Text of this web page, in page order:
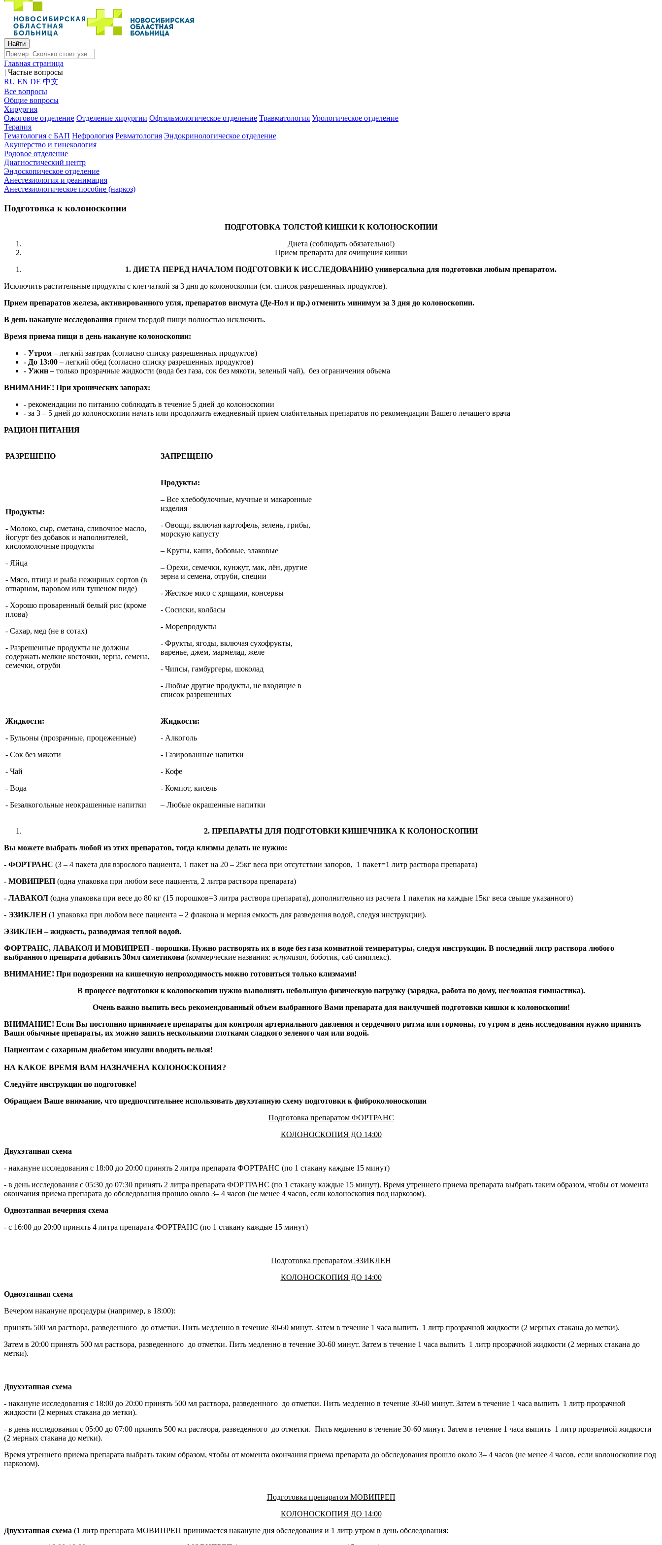
Главная страница
| Частые вопросы
RU EN DE 中文
Все вопросы
Общие вопросы
Хирургия
Ожоговое отделение Отделение хирургии Офтальмологическое отделение Травматология Урологическое отделение
Терапия
Гематология с БАП Нефрология Ревматология Эндокринологическое отделение
Акушерство и гинекология
Родовое отделение
Диагностический центр
Эндоскопическое отделение
Анестезиология и реанимация
Анестезиологическое пособие (наркоз)
Подготовка к колоноскопии
ПОДГОТОВКА ТОЛСТОЙ КИШКИ К КОЛОНОСКОПИИ
Диета (соблюдать обязательно!)
Прием препарата для очищения кишки
1. ДИЕТА ПЕРЕД НАЧАЛОМ ПОДГОТОВКИ К ИССЛЕДОВАНИЮ универсальна для подготовки любым препаратом.
Исключить растительные продукты с клетчаткой за 3 дня до колоноскопии (см. список разрешенных продуктов).
Прием препаратов железа, активированного угля, препаратов висмута (Де-Нол и пр.) отменить минимум за 3 дня до колоноскопии.
В день накануне исследования прием твердой пищи полностью исключить.
Время приема пищи в день накануне колоноскопии:
- Утром –легкий завтрак (согласно списку разрешенных продуктов)
- До 13:00 –легкий обед (согласно списку разрешенных продуктов)
- Ужин –только прозрачные жидкости (вода без газа, сок без мякоти, зеленый чай), без ограничения объема
ВНИМАНИЕ! При хронических запорах:
- рекомендации по питанию соблюдать в течение 5 дней до колоноскопии
- за 3 – 5 дней до колоноскопии начать или продолжить ежедневный прием слабительных препаратов по рекомендации Вашего лечащего врача
РАЦИОН ПИТАНИЯ
РАЗРЕШЕНО ЗАПРЕЩЕНО
Продукты:
- Молоко, сыр, сметана, сливочное масло,
йогурт без добавок и наполнителей,
кисломолочные продукты
- Яйца
- Мясо, птица и рыба нежирных сортов (в
отварном, паровом или тушеном виде)
- Хорошо проваренный белый рис (кроме
плова)
- Сахар, мед (не в сотах)
- Разрешенные продукты не должны
содержать мелкие косточки, зерна, семена,
семечки, отруби
Продукты:
–Все хлебобулочные, мучные и макаронные
изделия
- Овощи, включая картофель, зелень, грибы,
морскую капусту
– Крупы, каши, бобовые, злаковые
– Орехи, семечки, кунжут, мак, лён, другие
зерна и семена, отруби, специи
- Жесткое мясо с хрящами, консервы
- Сосиски, колбасы
- Морепродукты
- Фрукты, ягоды, включая сухофрукты,
варенье, джем, мармелад, желе
- Чипсы, гамбургеры, шоколад
- Любые другие продукты, не входящие в
список разрешенных
Жидкости:
- Бульоны (прозрачные, процеженные)
- Сок без мякоти
- Чай
- Вода
- Безалкогольные неокрашенные напитки
Жидкости:
- Алкоголь
- Газированные напитки
- Кофе
- Компот, кисель
– Любые окрашенные напитки
2. ПРЕПАРАТЫ ДЛЯ ПОДГОТОВКИ КИШЕЧНИКА К КОЛОНОСКОПИИ
Вы можете выбрать любой из этих препаратов, тогда клизмы делать не нужно:
- ФОРТРАНС (3 – 4 пакета для взрослого пациента, 1 пакет на 20 – 25кг веса при отсутствии запоров, 1 пакет=1 литр раствора препарата)
- МОВИПРЕП (одна упаковка при любом весе пациента, 2 литра раствора препарата)
- ЛАВАКОЛ (одна упаковка при весе до 80 кг (15 порошков=3 литра раствора препарата), дополнительно из расчета 1 пакетик на каждые 15кг веса свыше указанного)
- ЭЗИКЛЕН(1 упаковка при любом весе пациента – 2 флакона и мерная емкость для разведения водой, следуя инструкции).
ЭЗИКЛЕН– жидкость, разводимая теплой водой.
ФОРТРАНС, ЛАВАКОЛ И МОВИПРЕП - порошки. Нужно растворять их в воде без газа комнатной температуры, следуя инструкции. В последний литр раствора любого
выбранного препарата добавить 30мл симетикона (коммерческие названия: эспумизан, боботик, саб симплекс).
ВНИМАНИЕ! При подозрении на кишечную непроходимость можно готовиться только клизмами!
В процессе подготовки к колоноскопии нужно выполнять небольшую физическую нагрузку (зарядка, работа по дому, несложная гимнастика).
Очень важно выпить весь рекомендованный объем выбранного Вами препарата для наилучшей подготовки кишки к колоноскопии!
ВНИМАНИЕ! Если Вы постоянно принимаете препараты для контроля артериального давления и сердечного ритма или гормоны, то утром в день исследования нужно принять
Ваши обычные препараты, их можно запить несколькими глотками сладкого зеленого чая или водой.
Пациентам с сахарным диабетом инсулин вводить нельзя!
НА КАКОЕ ВРЕМЯ ВАМ НАЗНАЧЕНА КОЛОНОСКОПИЯ?
Следуйте инструкции по подготовке!
Обращаем Ваше внимание, что предпочтительнее использовать двухэтапную схему подготовки к фиброколоноскопии
Подготовка препаратом ФОРТРАНС
КОЛОНОСКОПИЯ ДО 14:00
Двухэтапная схема
- накануне исследования с 18:00 до 20:00 принять 2 литра препарата ФОРТРАНС (по 1 стакану каждые 15 минут)
- в день исследования с 05:30 до 07:30 принять 2 литра препарата ФОРТРАНС (по 1 стакану каждые 15 минут). Время утреннего приема препарата выбрать таким образом, чтобы от момента
окончания приема препарата до обследования прошло около 3– 4 часов (не менее 4 часов, если колоноскопия под наркозом).
Одноэтапная вечерняя схема
- с 16:00 до 20:00 принять 4 литра препарата ФОРТРАНС (по 1 стакану каждые 15 минут)
Подготовка препаратом ЭЗИКЛЕН
КОЛОНОСКОПИЯ ДО 14:00
Одноэтапная схема
Вечером накануне процедуры (например, в 18:00):
принять 500 мл раствора, разведенного до отметки. Пить медленно в течение 30-60 минут. Затем в течение 1 часа выпить 1 литр прозрачной жидкости (2 мерных стакана до метки).
Затем в 20:00 принять 500 мл раствора, разведенного до отметки. Пить медленно в течение 30-60 минут. Затем в течение 1 часа выпить 1 литр прозрачной жидкости (2 мерных стакана до
метки).
Двухэтапная схема
- накануне исследования с 18:00 до 20:00 принять 500 мл раствора, разведенного до отметки. Пить медленно в течение 30-60 минут. Затем в течение 1 часа выпить 1 литр прозрачной
жидкости (2 мерных стакана до метки).
- в день исследования с 05:00 до 07:00 принять 500 мл раствора, разведенного до отметки. Пить медленно в течение 30-60 минут. Затем в течение 1 часа выпить 1 литр прозрачной жидкости
(2 мерных стакана до метки).
Время утреннего приема препарата выбрать таким образом, чтобы от момента окончания приема препарата до обследования прошло около 3– 4 часов (не менее 4 часов, если колоноскопия под
наркозом).
Подготовка препаратом МОВИПРЕП
КОЛОНОСКОПИЯ ДО 14:00
Двухэтапная схема (1 литр препарата МОВИПРЕП принимается накануне дня обследования и 1 литр утром в день обследования: